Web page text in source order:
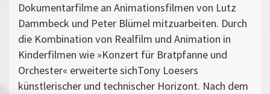
Dokumentarfilme an Animationsfilmen von Lutz
Dammbeck und Peter Blümel mitzuarbeiten. Durch
die Kombination von Realfilm und Animation in
Kinderfilmen wie »Konzert für Bratpfanne und
Orchester« erweiterte sichTony Loesers
künstlerischer und technischer Horizont. Nach dem